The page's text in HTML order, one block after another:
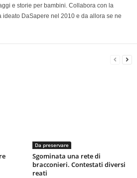
e storie per bambini. Collabora con la
DaSapere nel 2010 e da allora se ne
Da preservare
Sgominata una rete di
bracconieri. Contestati diversi
reati